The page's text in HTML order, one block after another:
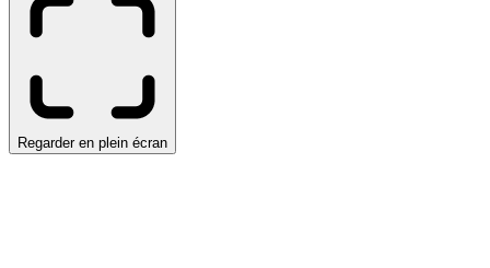
Regarder en plein écran